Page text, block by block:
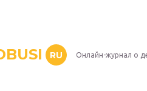
RU Онлайн-журнал о